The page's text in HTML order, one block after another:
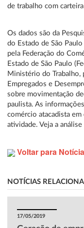
de trabalho com carteira
Os dados são da
do Estado de São
pela Federação do
Estado de São Paulo
Ministério do Trabalho,
Empregados e
sobre movimentação
paulista. As
comércio atacadista
atividade. Veja a
Voltar para
NOTÍCIAS
17/05/2019